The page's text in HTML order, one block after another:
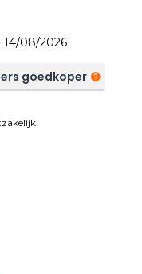
08/2026
goedkoper